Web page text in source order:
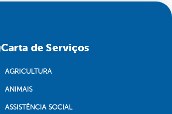
Carta de Serviços
AGRICULTURA
ANIMAIS
ASSISTÊNCIA SOCIAL